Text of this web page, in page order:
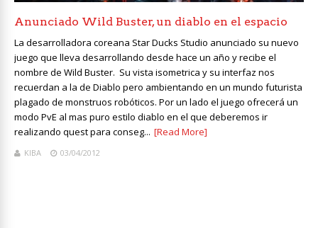
Anunciado Wild Buster, un diablo en el espacio
La desarrolladora coreana Star Ducks Studio anunciado su nuevo
juego que lleva desarrollando desde hace un año y recibe el
nombre de Wild Buster. Su vista isometrica y su interfaz nos
recuerdan a la de Diablo pero ambientando en un mundo futurista
plagado de monstruos robóticos. Por un lado el juego ofrecerá un
modo PvE al mas puro estilo diablo en el que deberemos ir
realizando quest para conseg... [Read More]
KIBA 03/04/2012